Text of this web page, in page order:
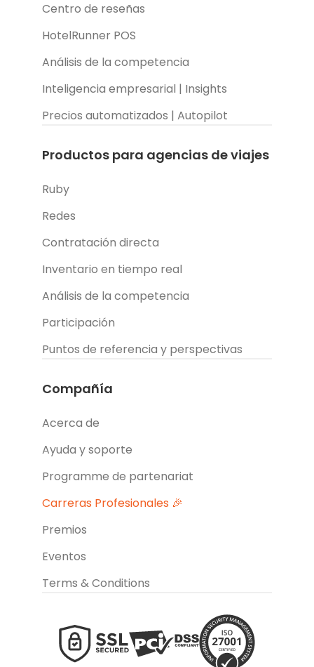
Centro de reseñas
HotelRunner POS
Análisis de la competencia
Inteligencia empresarial | Insights
Precios automatizados | Autopilot
Productos para agencias de viajes
Ruby
Redes
Contratación directa
Inventario en tiempo real
Análisis de la competencia
Participación
Puntos de referencia y perspectivas
Compañía
Acerca de
Ayuda y soporte
Programme de partenariat
Carreras Profesionales 🎉
Premios
Eventos
Terms & Conditions